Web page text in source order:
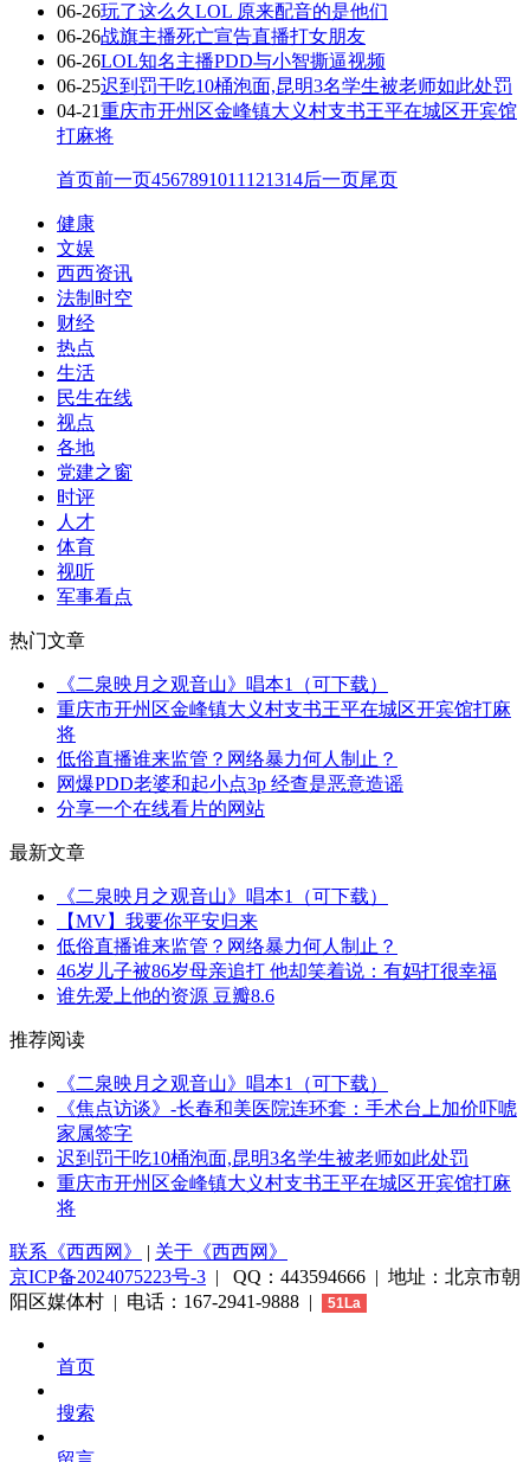
06-26玩了这么久LOL 原来配音的是他们
06-26战旗主播死亡宣告直播打女朋友
06-26LOL知名主播PDD与小智撕逼视频
06-25迟到罚干吃10桶泡面,昆明3名学生被老师如此处罚
04-21重庆市开州区金峰镇大义村支书王平在城区开宾馆
打麻将
首页前一页4567891011 121314后一页尾页
健康
文娱
西西资讯
法制时空
财经
热点
生活
民生在线
视点
各地
党建之窗
时评
人才
体育
视听
军事看点
热门文章
《二泉映月之观音山》唱本1（可下载）
重庆市开州区金峰镇大义村支书王平在城区开宾馆打麻
将
低俗直播谁来监管？网络暴力何人制止？
网爆PDD老婆和起小点3p 经查是恶意造谣
分享一个在线看片的网站
最新文章
《二泉映月之观音山》唱本1（可下载）
【MV】我要你平安归来
低俗直播谁来监管？网络暴力何人制止？
46岁儿子被86岁母亲追打 他却笑着说：有妈打很幸福
谁先爱上他的资源 豆瓣8.6
推荐阅读
《二泉映月之观音山》唱本1（可下载）
《焦点访谈》-长春和美医院连环套：手术台上加价吓唬
家属签字
迟到罚干吃10桶泡面,昆明3名学生被老师如此处罚
重庆市开州区金峰镇大义村支书王平在城区开宾馆打麻
将
联系《西西网》 | 关于《西西网》
京ICP备2024075223号-3 | QQ：443594666 | 地址：北京市朝
阳区媒体村 | 电话：167-2941-9888 |
51La
首页
搜索